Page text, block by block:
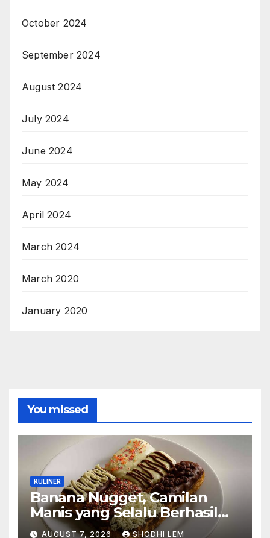
October 2024
September 2024
August 2024
July 2024
June 2024
May 2024
April 2024
March 2024
March 2020
January 2020
You missed
KULINER
Banana Nugget, Camilan
Manis yang Selalu Berhasil
Menghadirkan Kebahagiaan
AUGUST 7, 2026 SHODHI LEM